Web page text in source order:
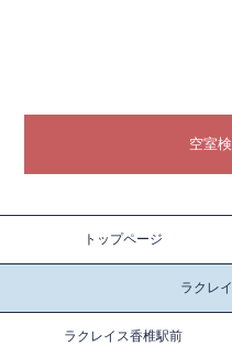
空室
トップページ
ラクレ
ラクレイス香椎駅前